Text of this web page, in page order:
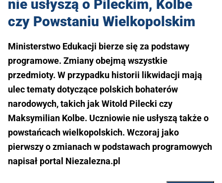
nie usłyszą o Pileckim, Kolbe
czy Powstaniu Wielkopolskim
Ministerstwo Edukacji bierze się za podstawy
programowe. Zmiany obejmą wszystkie
przedmioty. W przypadku historii likwidacji mają
ulec tematy dotyczące polskich bohaterów
narodowych, takich jak Witold Pilecki czy
Maksymilian Kolbe. Uczniowie nie usłyszą także o
powstańcach wielkopolskich. Wczoraj jako
pierwszy o zmianach w podstawach programowych
napisał portal Niezalezna.pl